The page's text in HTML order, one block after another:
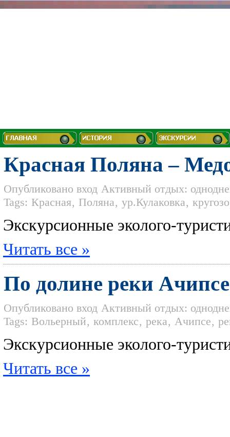
Красная Поляна –
Опубликовано вход Активный отдых:
Tags: Красная, Поляна, ур.Кулаковка,
Экскурсионные эколого-
Читать все »
По долине реки Ачипсе
Опубликовано вход Активный отдых:
Tags: Вольерный, комплекс, река, Ачипсе,
Экскурсионные эколого-
Читать все »